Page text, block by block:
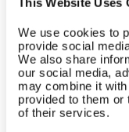
We use cookies to
provide social
We also share
our social media,
may combine it
provided to them or
of their services.
Erfahre, wie du
Business